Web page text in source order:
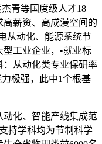
青等国度级人才18
薪资、高成漫空间的
从动化、能源系统节
工业企业，•就业标
从动化类专业保研率
极强，此中1个根基
化、智能产线集成范
持学科均为节制科学